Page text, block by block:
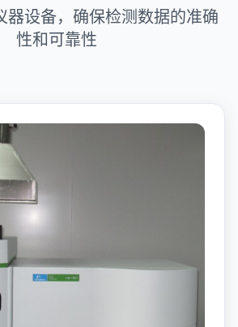
器设备，确保检测数据的准确
性和可靠性